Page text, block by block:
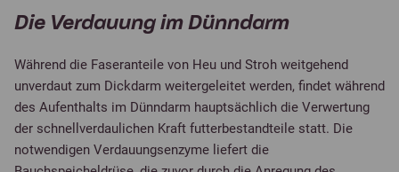
Die Verdauung im Dünndarm
Während die Faseranteile von Heu und Stroh weitgehend
unverdaut zum Dickdarm weitergeleitet werden, findet während
des Aufenthalts im Dünndarm hauptsächlich die Verwertung
der schnellverdaulichen Kraft futterbestandteile statt. Die
notwendigen Verdauungsenzyme liefert die